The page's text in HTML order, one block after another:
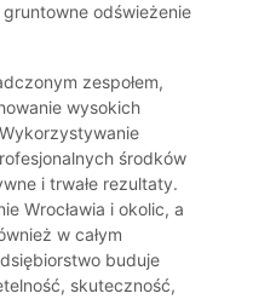
odświeżenie
zespołem,
wysokich
środków
i trwałe rezultaty.
Wrocławia i okolic, a
w całym
buduje
skuteczność,